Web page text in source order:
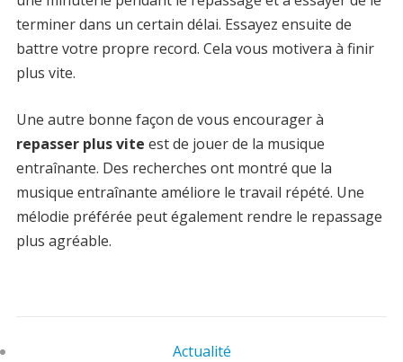
terminer dans un certain délai. Essayez ensuite de
battre votre propre record. Cela vous motivera à finir
plus vite.
Une autre bonne façon de vous encourager à
repasser plus vite est de jouer de la musique
entraînante. Des recherches ont montré que la
musique entraînante améliore le travail répété. Une
mélodie préférée peut également rendre le repassage
plus agréable.
Actualité